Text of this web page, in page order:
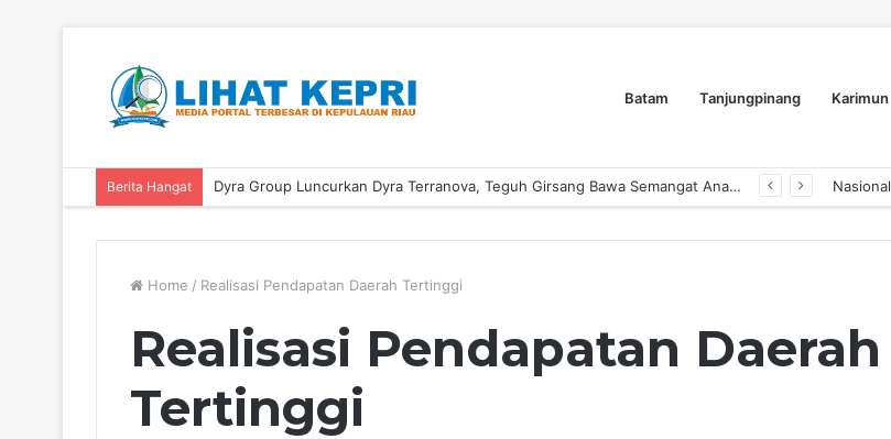
Batam Tanjungpinang Karimun
Berita Hangat Dyra Group Luncurkan Dyra Terranova, Teguh Girsang Bawa Semangat Anak Muda Bangun Masa Depan Properti Batam Nasional
Home / Realisasi Pendapatan Daerah Tertinggi
Realisasi Pendapatan Daerah
Tertinggi